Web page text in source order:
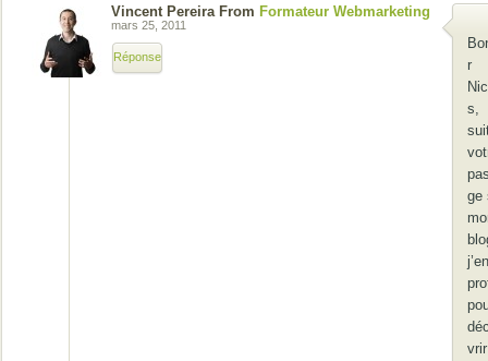
Vincent Pereira From Formateur Webmarketing
mars 25, 2011
Réponse
r
s,
ge
j’en